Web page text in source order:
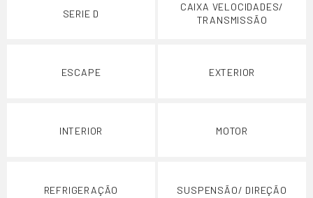
SERIE D
CAIXA VELOCIDADES/
TRANSMISSÃO
ESCAPE EXTERIOR
INTERIOR MOTOR
REFRIGERAÇÃO SUSPENSÃO/ DIREÇÃO